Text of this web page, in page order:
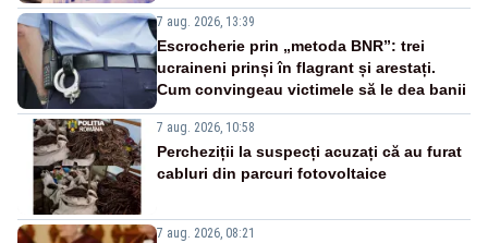
7 aug. 2026, 13:39
Escrocherie prin „metoda BNR”: trei
ucraineni prinși în flagrant și arestați.
Cum convingeau victimele să le dea banii
7 aug. 2026, 10:58
Percheziții la suspecți acuzați că au furat
cabluri din parcuri fotovoltaice
7 aug. 2026, 08:21